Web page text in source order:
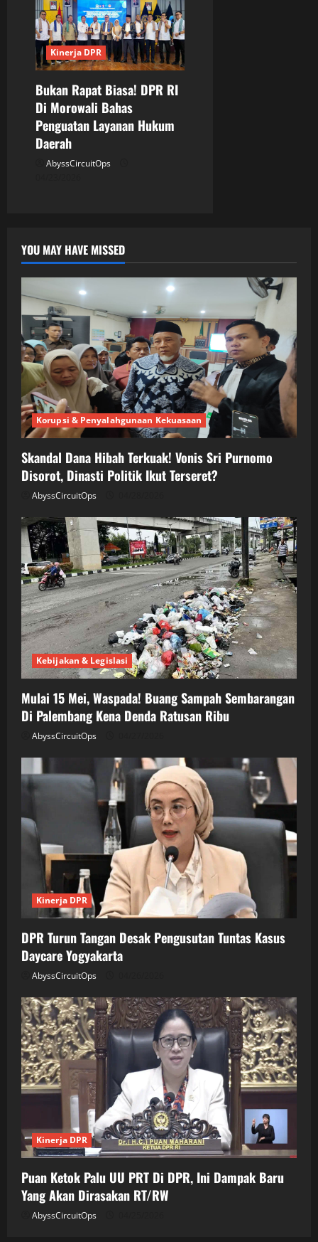
Kinerja DPR
Bukan Rapat Biasa! DPR RI
Di Morowali Bahas
Penguatan Layanan Hukum
Daerah
AbyssCircuitOps
YOU MAY HAVE MISSED
Korupsi & Penyalahgunaan Kekuasaan
Skandal Dana Hibah Terkuak! Vonis Sri Purnomo
Disorot, Dinasti Politik Ikut Terseret?
AbyssCircuitOps
Kebijakan & Legislasi
Mulai 15 Mei, Waspada! Buang Sampah Sembarangan
Di Palembang Kena Denda Ratusan Ribu
AbyssCircuitOps
Kinerja DPR
DPR Turun Tangan Desak Pengusutan Tuntas Kasus
Daycare Yogyakarta
AbyssCircuitOps
Kinerja DPR
Puan Ketok Palu UU PRT Di DPR, Ini Dampak Baru
Yang Akan Dirasakan RT/RW
AbyssCircuitOps